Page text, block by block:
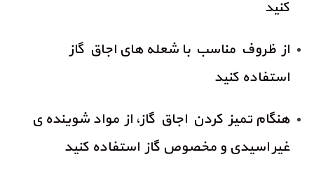
کنید
از ظروف مناسب با شعله های اجاق گاز
استفاده کنید
هنگام تمیز کردن اجاق گاز، از مواد شوینده ی
غیر اسیدی و مخصوص گاز استفاده کنید